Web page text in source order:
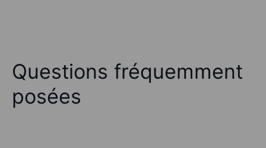
Questions fréquemment
posées